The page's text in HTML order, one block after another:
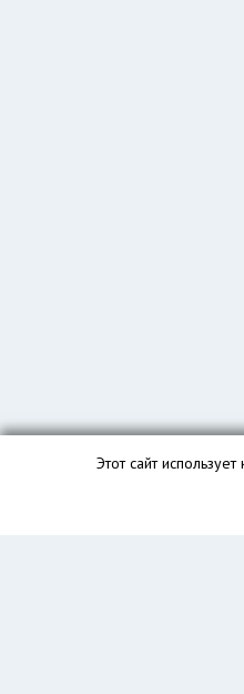
Этот сайт